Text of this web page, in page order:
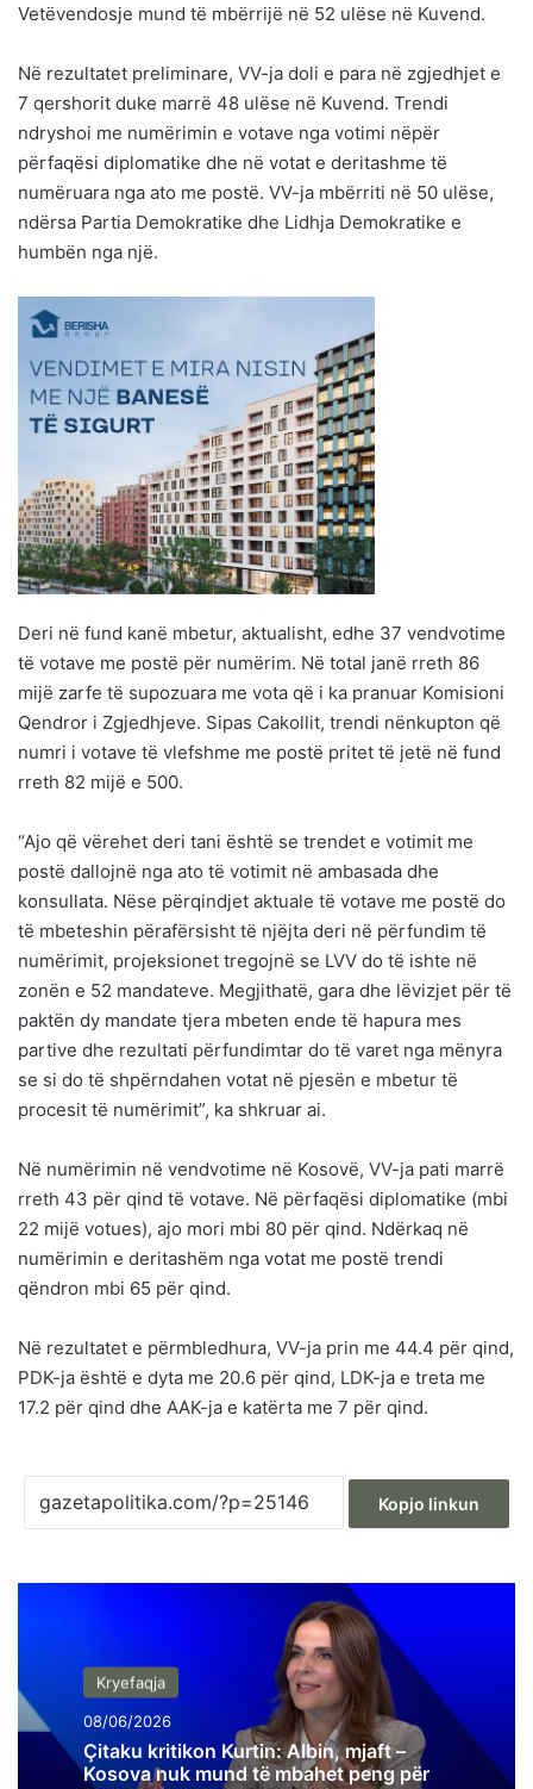
Vetëvendosje mund të mbërrijë në 52 ulëse në Kuvend.
Në rezultatet preliminare, VV-ja doli e para në zgjedhjet e
7 qershorit duke marrë 48 ulëse në Kuvend. Trendi
ndryshoi me numërimin e votave nga votimi nëpër
përfaqësi diplomatike dhe në votat e deritashme të
numëruara nga ato me postë. VV-ja mbërriti në 50 ulëse,
ndërsa Partia Demokratike dhe Lidhja Demokratike e
humbën nga një.
Deri në fund kanë mbetur, aktualisht, edhe 37 vendvotime
të votave me postë për numërim. Në total janë rreth 86
mijë zarfe të supozuara me vota që i ka pranuar Komisioni
Qendror i Zgjedhjeve. Sipas Cakollit, trendi nënkupton që
numri i votave të vlefshme me postë pritet të jetë në fund
rreth 82 mijë e 500.
“Ajo që vërehet deri tani është se trendet e votimit me
postë dallojnë nga ato të votimit në ambasada dhe
konsullata. Nëse përqindjet aktuale të votave me postë do
të mbeteshin përafërsisht të njëjta deri në përfundim të
numërimit, projeksionet tregojnë se LVV do të ishte në
zonën e 52 mandateve. Megjithatë, gara dhe lëvizjet për të
paktën dy mandate tjera mbeten ende të hapura mes
partive dhe rezultati përfundimtar do të varet nga mënyra
se si do të shpërndahen votat në pjesën e mbetur të
procesit të numërimit”, ka shkruar ai.
Në numërimin në vendvotime në Kosovë, VV-ja pati marrë
rreth 43 për qind të votave. Në përfaqësi diplomatike (mbi
22 mijë votues), ajo mori mbi 80 për qind. Ndërkaq në
numërimin e deritashëm nga votat me postë trendi
qëndron mbi 65 për qind.
Në rezultatet e përmbledhura, VV-ja prin me 44.4 për qind,
PDK-ja është e dyta me 20.6 për qind, LDK-ja e treta me
17.2 për qind dhe AAK-ja e katërta me 7 për qind.
Kopjo linkun
Kryefaqja
08/06/2026
Çitaku kritikon Kurtin: Albin, mjaft –
Kosova nuk mund të mbahet peng për